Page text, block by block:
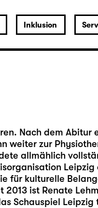
Inklusion
Nach dem Abitur
weiter zur
allmählich
Leipzig
für kulturelle
ist Renate
Schauspiel Leipzig